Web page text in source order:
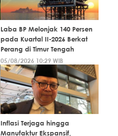
Laba BP Melonjak 140 Persen
pada Kuartal II-2026 Berkat
Perang di Timur Tengah
05/08/2026 10:29 WIB
Inflasi Terjaga hingga
Manufaktur Ekspansif,